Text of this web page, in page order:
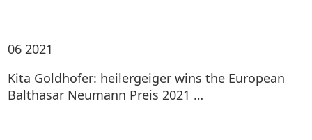
06 2021
Kita Goldhofer: heilergeiger wins the European
Balthasar Neumann Preis 2021 …